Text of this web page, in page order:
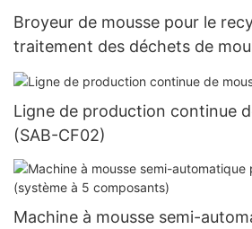
Broyeur de mousse pour le
traitement des déchets de
Ligne de production continue
(SAB-CF02)
Machine à mousse semi-